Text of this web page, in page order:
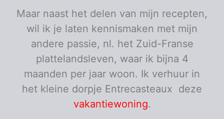
9 plakjes
gekookte ham
Porties:
personen
Instructies
Verwarm de oven voor op 200 graden.
Maak de kaassaus: Laat de boter smelten, voeg de
bloem toe en laat meebakken zonder te kleuren en
Maar naast het delen van mijn recepten,
wil ik je laten kennismaken met mijn
andere passie, nl. het Zuid-Franse
plattelandsleven, waar ik bijna 4
maanden per jaar woon. Ik verhuur in
het kleine dorpje Entrecasteaux deze
vakantiewoning.